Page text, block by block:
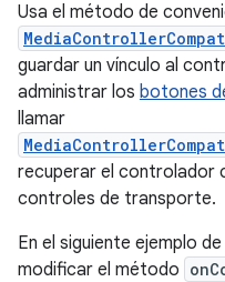
Usa el método de
guardar un vínculo al
administrar los botones
llamar
recuperar el controlador
controles de transporte.
En el siguiente ejemplo
modificar el método